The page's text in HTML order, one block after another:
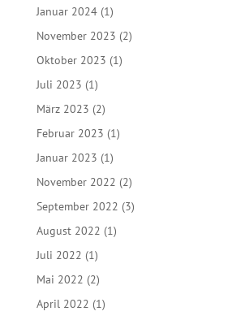
Januar 2024(1)
November 2023 (2)
Oktober 2023 (1)
Juli 2023 (1)
März 2023 (2)
Februar 2023 (1)
Januar 2023 (1)
November 2022 (2)
September 2022 (3)
August 2022 (1)
Juli 2022 (1)
Mai 2022 (2)
April 2022 (1)